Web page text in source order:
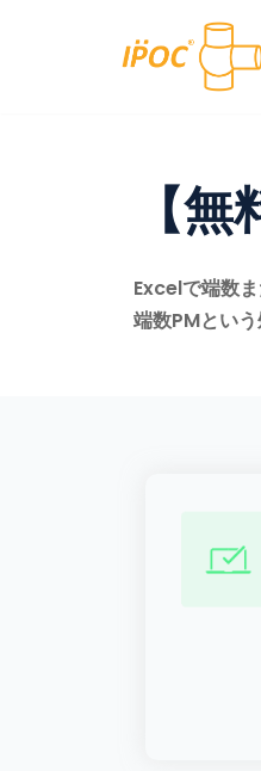
【
Excelで端数
端数PMとい